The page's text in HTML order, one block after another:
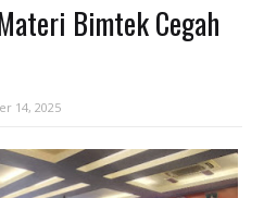
Bimtek Cegah
14, 2025